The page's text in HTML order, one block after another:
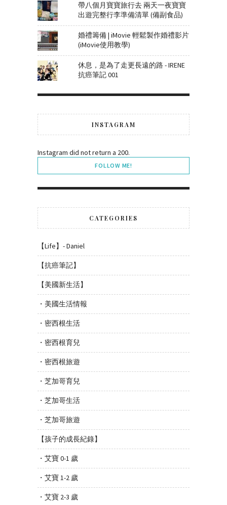
帶八個月寶寶旅行去 兩天一夜寶寶
出遊完整行李準備清單 (備副食品)
婚禮籌備 | iMovie 輕鬆製作婚禮影片
(iMovie使用教學)
休息，是為了走更長遠的路 - IRENE
抗癌筆記 001
INSTAGRAM
Instagram did not return a 200.
FOLLOW ME!
CATEGORIES
【Life】- Daniel
【抗癌筆記】
【美國新生活】
・美國生活情報
・密西根生活
・密西根育兒
・密西根旅遊
・芝加哥育兒
・芝加哥生活
・芝加哥旅遊
【孩子的成長紀錄】
・艾寶 0-1 歲
・艾寶 1-2 歲
・艾寶 2-3 歲